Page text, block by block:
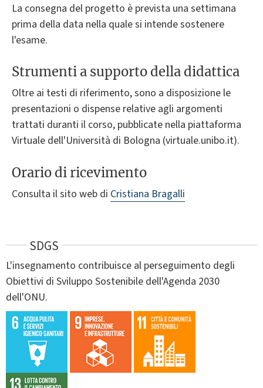
La consegna del progetto è prevista una settimana
prima della data nella quale si intende sostenere
l'esame.
Strumenti a supporto della didattica
Oltre ai testi di riferimento, sono a disposizione le
presentazioni o dispense relative agli argomenti
trattati duranti il corso, pubblicate nella piattaforma
Virtuale dell'Università di Bologna (virtuale.unibo.it).
Orario di ricevimento
Consulta il sito web di Cristiana Bragalli
SDGS
L'insegnamento contribuisce al perseguimento degli
Obiettivi di Sviluppo Sostenibile dell'Agenda 2030
dell'ONU.